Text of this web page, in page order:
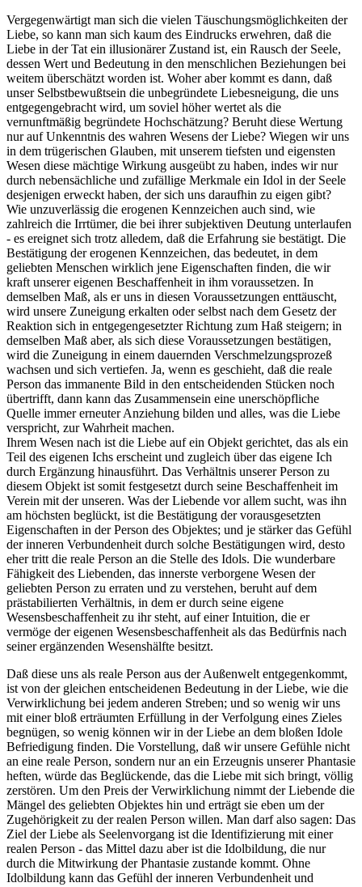
Vergegenwärtigt man sich die vielen Täuschungsmöglichkeiten der
Liebe, so kann man sich kaum des Eindrucks erwehren, daß die
Liebe in der Tat ein illusionärer Zustand ist, ein Rausch der Seele,
dessen Wert und Bedeutung in den menschlichen Beziehungen bei
weitem überschätzt worden ist. Woher aber kommt es dann, daß
unser Selbstbewußtsein die unbegründete Liebesneigung, die uns
entgegengebracht wird, um soviel höher wertet als die
vernunftmäßig begründete Hochschätzung? Beruht diese Wertung
nur auf Unkenntnis des wahren Wesens der Liebe? Wiegen wir uns
in dem trügerischen Glauben, mit unserem tiefsten und eigensten
Wesen diese mächtige Wirkung ausgeübt zu haben, indes wir nur
durch nebensächliche und zufällige Merkmale ein Idol in der Seele
desjenigen erweckt haben, der sich uns daraufhin zu eigen gibt?
Wie unzuverlässig die erogenen Kennzeichen auch sind, wie
zahlreich die Irrtümer, die bei ihrer subjektiven Deutung unterlaufen
- es ereignet sich trotz alledem, daß die Erfahrung sie bestätigt. Die
Bestätigung der erogenen Kennzeichen, das bedeutet, in dem
geliebten Menschen wirklich jene Eigenschaften finden, die wir
kraft unserer eigenen Beschaffenheit in ihm voraussetzen. In
demselben Maß, als er uns in diesen Voraussetzungen enttäuscht,
wird unsere Zuneigung erkalten oder selbst nach dem Gesetz der
Reaktion sich in entgegengesetzter Richtung zum Haß steigern; in
demselben Maß aber, als sich diese Voraussetzungen bestätigen,
wird die Zuneigung in einem dauernden Verschmelzungsprozeß
wachsen und sich vertiefen. Ja, wenn es geschieht, daß die reale
Person das immanente Bild in den entscheidenden Stücken noch
übertrifft, dann kann das Zusammensein eine unerschöpfliche
Quelle immer erneuter Anziehung bilden und alles, was die Liebe
verspricht, zur Wahrheit machen.
Ihrem Wesen nach ist die Liebe auf ein Objekt gerichtet, das als ein
Teil des eigenen Ichs erscheint und zugleich über das eigene Ich
durch Ergänzung hinausführt. Das Verhältnis unserer Person zu
diesem Objekt ist somit festgesetzt durch seine Beschaffenheit im
Verein mit der unseren. Was der Liebende vor allem sucht, was ihn
am höchsten beglückt, ist die Bestätigung der vorausgesetzten
Eigenschaften in der Person des Objektes; und je stärker das Gefühl
der inneren Verbundenheit durch solche Bestätigungen wird, desto
eher tritt die reale Person an die Stelle des Idols. Die wunderbare
Fähigkeit des Liebenden, das innerste verborgene Wesen der
geliebten Person zu erraten und zu verstehen, beruht auf dem
prästabilierten Verhältnis, in dem er durch seine eigene
Wesensbeschaffenheit zu ihr steht, auf einer Intuition, die er
vermöge der eigenen Wesensbeschaffenheit als das Bedürfnis nach
seiner ergänzenden Wesenshälfte besitzt.
Daß diese uns als reale Person aus der Außenwelt entgegenkommt,
ist von der gleichen entscheidenen Bedeutung in der Liebe, wie die
Verwirklichung bei jedem anderen Streben; und so wenig wir uns
mit einer bloß erträumten Erfüllung in der Verfolgung eines Zieles
begnügen, so wenig können wir in der Liebe an dem bloßen Idole
Befriedigung finden. Die Vorstellung, daß wir unsere Gefühle nicht
an eine reale Person, sondern nur an ein Erzeugnis unserer Phantasie
heften, würde das Beglückende, das die Liebe mit sich bringt, völlig
zerstören. Um den Preis der Verwirklichung nimmt der Liebende die
Mängel des geliebten Objektes hin und erträgt sie eben um der
Zugehörigkeit zu der realen Person willen. Man darf also sagen: Das
Ziel der Liebe als Seelenvorgang ist die Identifizierung mit einer
realen Person - das Mittel dazu aber ist die Idolbildung, die nur
durch die Mitwirkung der Phantasie zustande kommt. Ohne
Idolbildung kann das Gefühl der inneren Verbundenheit und